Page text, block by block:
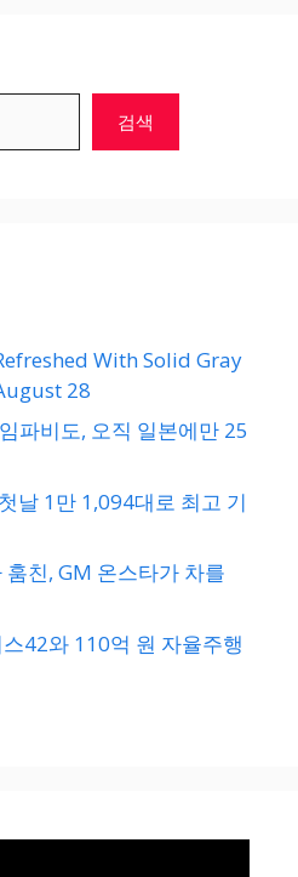
검색
With Solid Gray
28
파비도, 오직 일본에만 25
날 1만 1,094대로 최고 기
친, GM 온스타가 차를
42와 110억 원 자율주행